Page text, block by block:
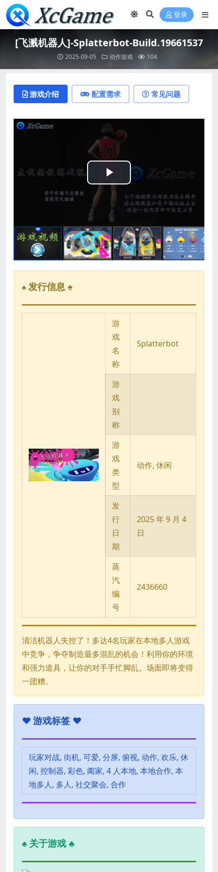
登录
[飞溅机器人]-Splatterbot-Build.19661537
2025-09-05 动作游戏 104
游戏介绍 配置需求 常见问题
Play
Video
♠ 发行信息 ♠
游
戏
名
称
Splatterbot
游
戏
别
称
游
戏
类
型
动作, 休闲
发
行
日
期
2025 年 9 月 4
日
蒸
汽
编
号
2436660
清洁机器人失控了！多达4名玩家在本地多人游戏
中竞争，争夺制造最多混乱的机会！利用你的环境
和强力道具，让你的对手手忙脚乱。场面即将变得
一团糟。
♥ 游戏标签 ♥
玩家对战, 街机, 可爱, 分屏, 俯视, 动作, 欢乐, 休
闲, 控制器, 彩色, 阖家, 4 人本地, 本地合作, 本
地多人, 多人, 社交聚会, 合作
♣ 关于游戏 ♣